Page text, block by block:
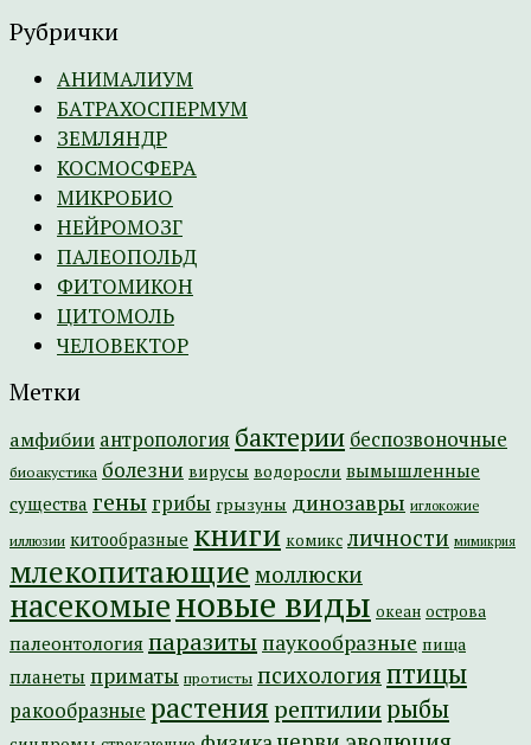
Рубрички
АНИМАЛИУМ
БАТРАХОСПЕРМУМ
ЗЕМЛЯНДР
КОСМОСФЕРА
МИКРОБИО
НЕЙРОМОЗГ
ПАЛЕОПОЛЬД
ФИТОМИКОН
ЦИТОМОЛЬ
ЧЕЛОВЕКТОР
Метки
амфибии антропология бактерии беспозвоночные
биоакустика болезни вирусы водоросли вымышленные
существа гены грибы грызуны динозавры иглокожие
иллюзии китообразные книги комикс личности мимикрия
млекопитающие моллюски
насекомыеновые виды океан острова
палеонтология паразиты паукообразные пища
планеты приматы протисты психология птицы
ракообразные растениярептилиирыбы